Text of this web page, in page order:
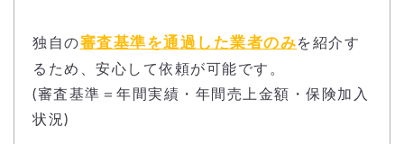
独自の審査基準を通過した業者のみを紹介す
るため、安心して依頼が可能です。
(審査基準＝年間実績・年間売上金額・保険加入
状況)